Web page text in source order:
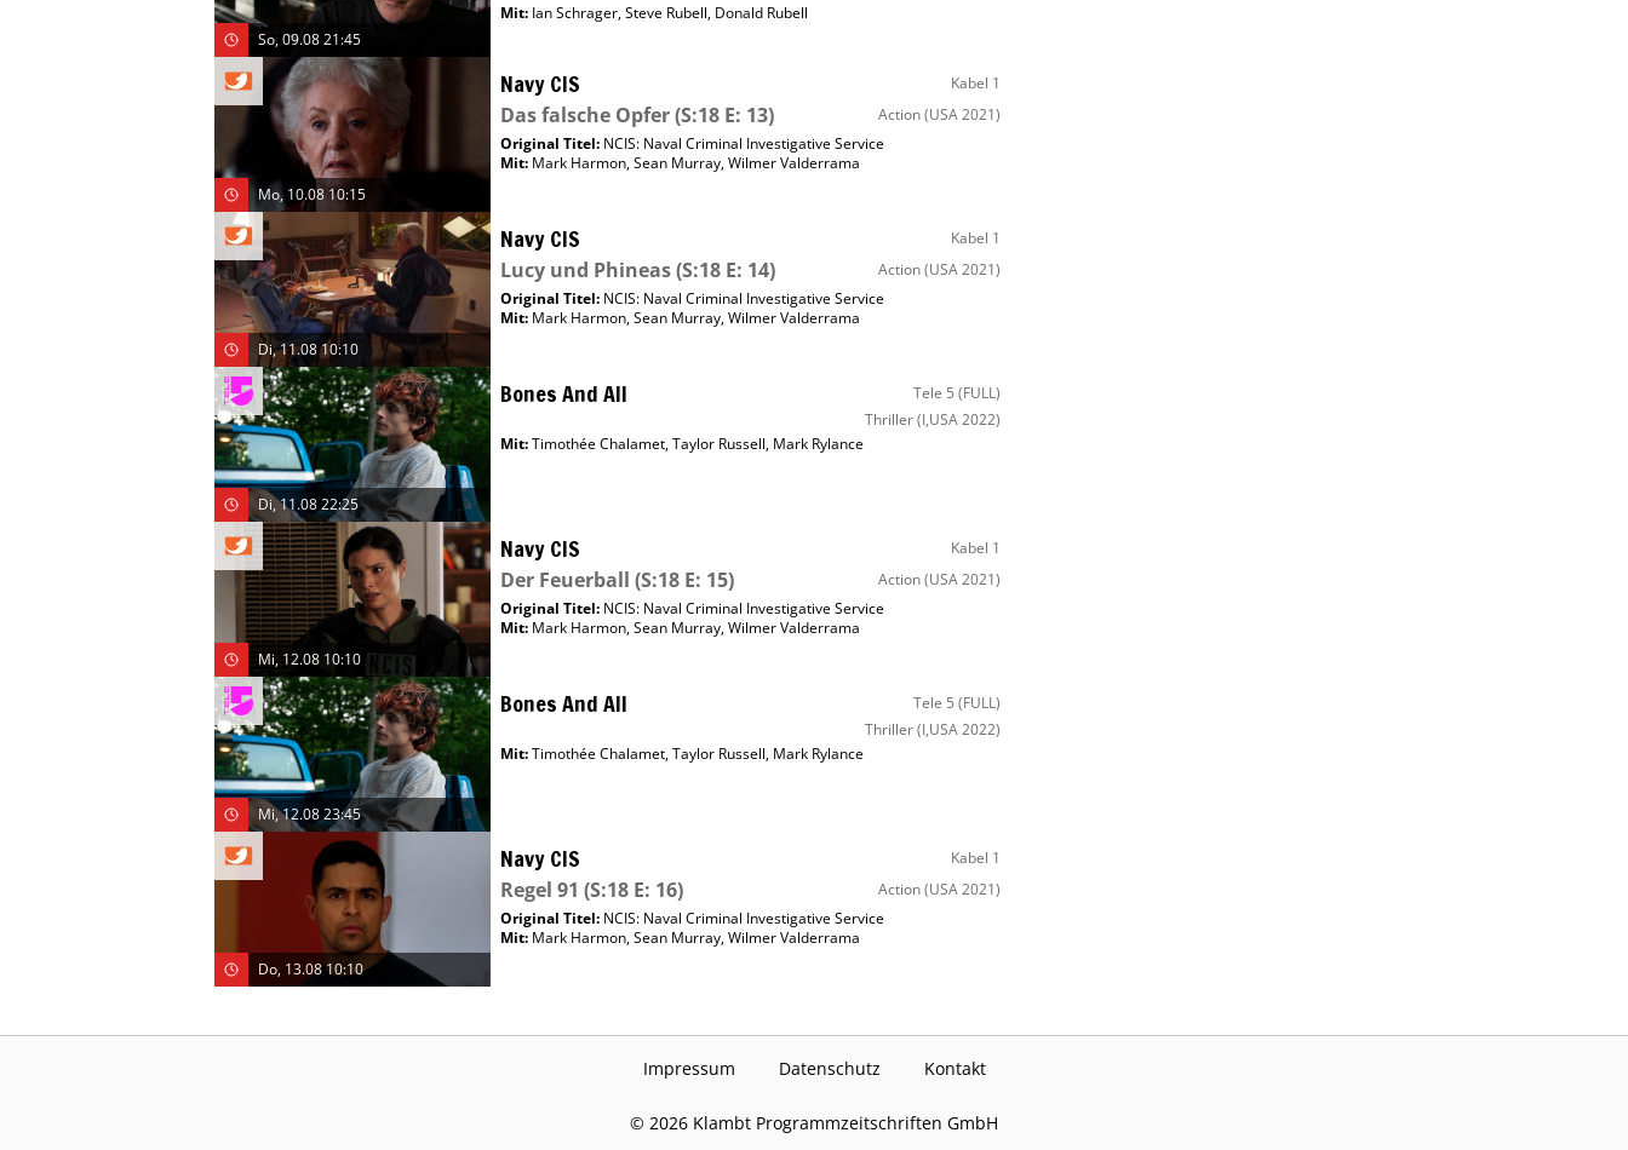
So, 09.08 21:45
Mit: Ian Schrager,Steve Rubell, Donald Rubell
Mo, 10.08 10:15
Navy CIS Kabel 1
Das falsche Opfer(S:18 E: 13) Action(USA 2021)
Original Titel: NCIS: Naval Criminal Investigative Service
Mit: Mark Harmon,Sean Murray,Wilmer Valderrama
Di, 11.08 10:10
Navy CIS Kabel 1
Lucy und Phineas(S:18 E: 14) Action(USA 2021)
Original Titel: NCIS: Naval Criminal Investigative Service
Mit: Mark Harmon,Sean Murray,Wilmer Valderrama
Di, 11.08 22:25
Bones And All
Tele 5 (FULL)
Thriller(I,USA 2022)
Mit:Timothée Chalamet,Taylor Russell, Mark Rylance
Mi, 12.08 10:10
Navy CIS Kabel 1
Der Feuerball (S:18 E: 15) Action(USA 2021)
Original Titel: NCIS: Naval Criminal Investigative Service
Mit: Mark Harmon,Sean Murray,Wilmer Valderrama
Mi, 12.08 23:45
Bones And All
Tele 5 (FULL)
Thriller(I,USA 2022)
Mit:Timothée Chalamet,Taylor Russell, Mark Rylance
Do, 13.08 10:10
Navy CIS Kabel 1
Regel 91 (S:18 E: 16) Action(USA 2021)
Original Titel: NCIS: Naval Criminal Investigative Service
Mit: Mark Harmon,Sean Murray,Wilmer Valderrama
Impressum Datenschutz Kontakt
© 2026 Klambt Programmzeitschriften GmbH